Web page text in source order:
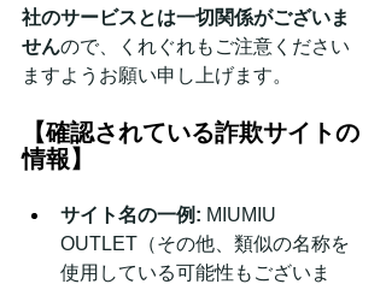
社のサービスとは一切関係がございま
せんので、くれぐれもご注意ください
ますようお願い申し上げます。
【確認されている詐欺サイトの
情報】
サイト名の一例: MIUMIU
OUTLET（その他、類似の名称を
使用している可能性もございま